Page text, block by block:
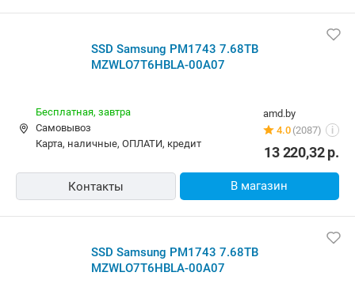
SSD Samsung PM1743 7.68TB
MZWLO7T6HBLA-00A07
amd.by
4.0 (2087) i
Бесплатная, завтра
Самовывоз
карта, наличные, ОПЛАТИ, кредит
13 220,32р.
Контакты В магазин
SSD Samsung PM1743 7.68TB
MZWLO7T6HBLA-00A07